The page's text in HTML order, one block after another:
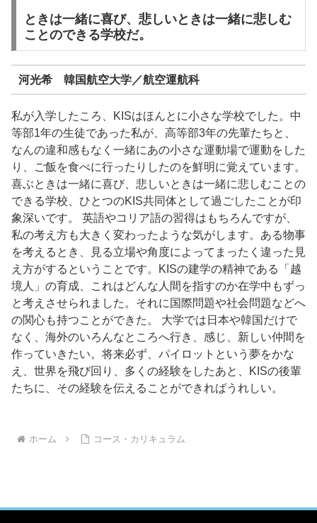
ときは一緒に喜び、悲しいときは一緒に悲しむ
ことのできる学校だ。
河光希 韓国航空大学／航空運航科
私が入学したころ、KISはほんとに小さな学校でした。中
等部1年の生徒であった私が、高等部3年の先輩たちと、
なんの違和感もなく一緒にあの小さな運動場で運動をした
り、ご飯を食べに行ったりしたのを鮮明に覚えています。
喜ぶときは一緒に喜び、悲しいときは一緒に悲しむことの
できる学校、ひとつのKIS共同体として過ごしたことが印
象深いです。 英語やコリア語の習得はもちろんですが、
私の考え方も大きく変わったような気がします。ある物事
を考えるとき、見る立場や角度によってまったく違った見
え方がするということです。KISの建学の精神である「越
境人」の育成、これはどんな人間を指すのか在学中もずっ
と考えさせられました。それに国際問題や社会問題などへ
の関心も持つことができた。 大学では日本や韓国だけで
なく、海外のいろんなところへ行き、感じ、新しい仲間を
作っていきたい。将来必ず、パイロットという夢をかな
え、世界を飛び回り、多くの経験をしたあと、KISの後輩
たちに、その経験を伝えることができればうれしい。
ホーム コース・カリキュラム